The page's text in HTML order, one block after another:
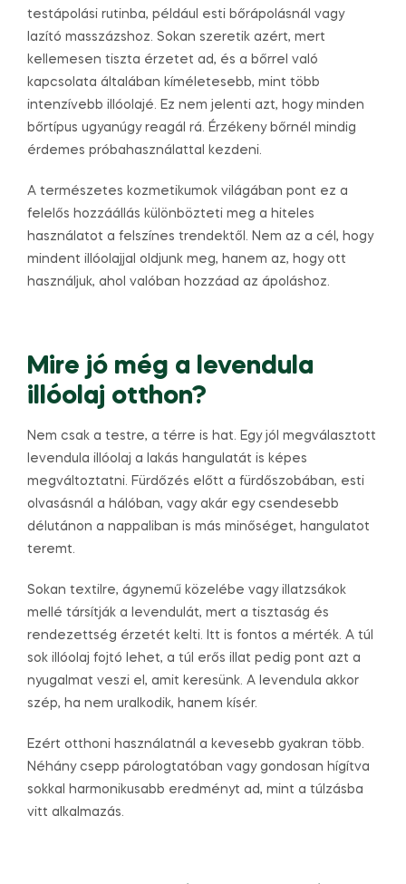
testápolási rutinba, például esti bőrápolásnál vagy
lazító masszázshoz. Sokan szeretik azért, mert
kellemesen tiszta érzetet ad, és a bőrrel való
kapcsolata általában kíméletesebb, mint több
intenzívebb illóolajé. Ez nem jelenti azt, hogy minden
bőrtípus ugyanúgy reagál rá. Érzékeny bőrnél mindig
érdemes próbahasználattal kezdeni.
A természetes kozmetikumok világában pont ez a
felelős hozzáállás különbözteti meg a hiteles
használatot a felszínes trendektől. Nem az a cél, hogy
mindent illóolajjal oldjunk meg, hanem az, hogy ott
használjuk, ahol valóban hozzáad az ápoláshoz.
Mire jó még a levendula
illóolaj otthon?
Nem csak a testre, a térre is hat. Egy jól megválasztott
levendula illóolaj a lakás hangulatát is képes
megváltoztatni. Fürdőzés előtt a fürdőszobában, esti
olvasásnál a hálóban, vagy akár egy csendesebb
délutánon a nappaliban is más minőséget, hangulatot
teremt.
Sokan textilre, ágynemű közelébe vagy illatzsákok
mellé társítják a levendulát, mert a tisztaság és
rendezettség érzetét kelti. Itt is fontos a mérték. A túl
sok illóolaj fojtó lehet, a túl erős illat pedig pont azt a
nyugalmat veszi el, amit keresünk. A levendula akkor
szép, ha nem uralkodik, hanem kísér.
Ezért otthoni használatnál a kevesebb gyakran több.
Néhány csepp párologtatóban vagy gondosan hígítva
sokkal harmonikusabb eredményt ad, mint a túlzásba
vitt alkalmazás.